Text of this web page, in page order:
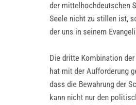
der mittelhochdeutschen
Seele nicht zu stillen ist,
der uns in seinem
Die dritte Kombination
hat mit der Aufforderung
dass die Bewahrung der
kann nicht nur den